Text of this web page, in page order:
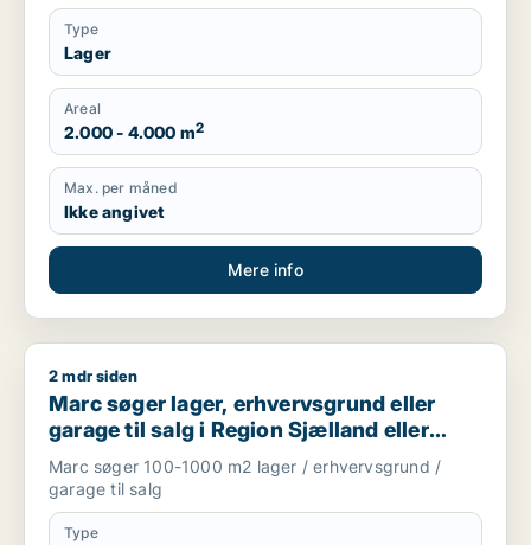
Type
Lager
Areal
2.000 - 4.000 m2
Max. per måned
Ikke angivet
Mere info
Marc søger lager, erhvervsgrund eller garage til salg i
2 mdr siden
Marc søger lager, erhvervsgrund eller
garage til salg i Region Sjælland eller
Nordsjælland
Marc søger 100-1000 m2 lager / erhvervsgrund /
garage til salg
Type